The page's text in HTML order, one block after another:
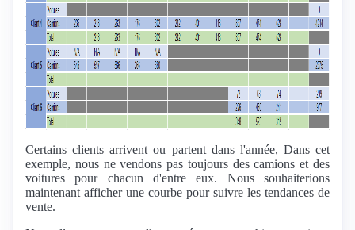
Certains clients arrivent ou partent dans l'année, Dans cet
exemple, nous ne vendons pas toujours des camions et des
voitures pour chacun d'entre eux. Nous souhaiterions
maintenant afficher une courbe pour suivre les tendances de
vente.